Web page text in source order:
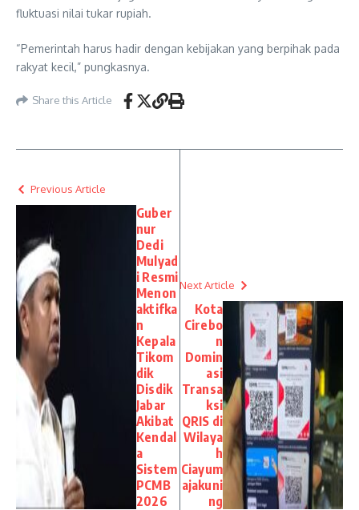
fluktuasi nilai tukar rupiah.
“Pemerintah harus hadir dengan kebijakan yang berpihak pada
rakyat kecil,” pungkasnya.
Share this Article
Previous Article
Guber
nur
Dedi
Mulyad
i Resmi
Menon
aktifka
n
Kepala
Tikom
dik
Disdik
Jabar
Akibat
Kendal
a
Sistem
PCMB
2026
Next Article
Kota
Cirebo
n
Domin
asi
Transa
ksi
QRIS di
Wilaya
h
Ciayum
ajakuni
ng